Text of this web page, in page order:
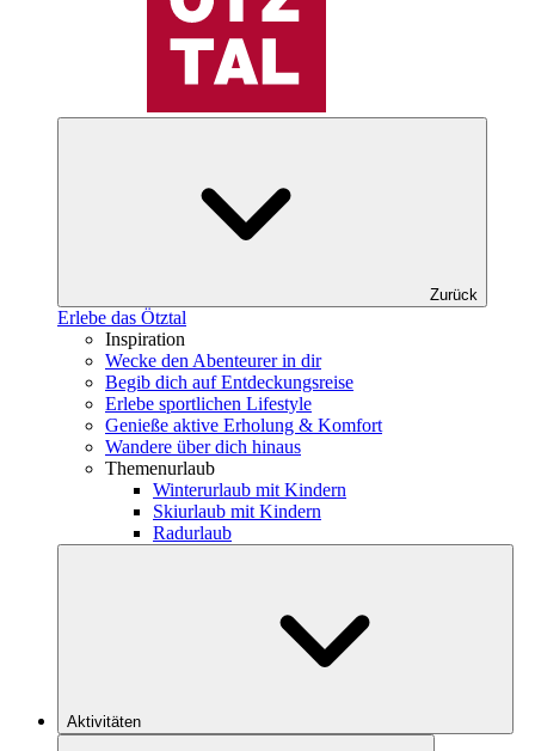
Zurück
Erlebe das Ötztal
Inspiration
Wecke den Abenteurer in dir
Begib dich auf Entdeckungsreise
Erlebe sportlichen Lifestyle
Genieße aktive Erholung & Komfort
Wandere über dich hinaus
Themenurlaub
Winterurlaub mit Kindern
Skiurlaub mit Kindern
Radurlaub
Aktivitäten